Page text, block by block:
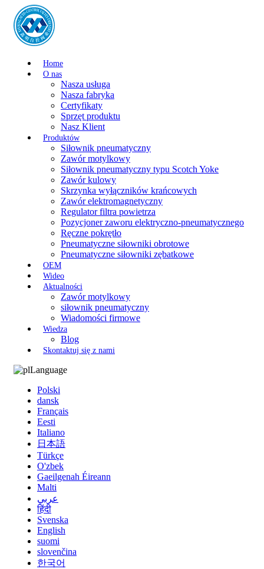
Home
O nas
Nasza usługa
Nasza fabryka
Certyfikaty
Sprzęt produktu
Nasz Klient
Produktów
Siłownik pneumatyczny
Zawór motylkowy
Siłownik pneumatyczny typu Scotch Yoke
Zawór kulowy
Skrzynka wyłączników krańcowych
Zawór elektromagnetyczny
Regulator filtra powietrza
Pozycjoner zaworu elektryczno-pneumatycznego
Ręczne pokrętło
Pneumatyczne siłowniki obrotowe
Pneumatyczne siłowniki zębatkowe
OEM
Wideo
Aktualności
Zawór motylkowy
siłownik pneumatyczny
Wiadomości firmowe
Wiedza
Blog
Skontaktuj się z nami
Language
Polski
dansk
Français
Eesti
Italiano
日本語
Türkçe
O'zbek
Gaeilgenah Éireann
Malti
عربي
हिंदी
Svenska
English
suomi
slovenčina
한국어